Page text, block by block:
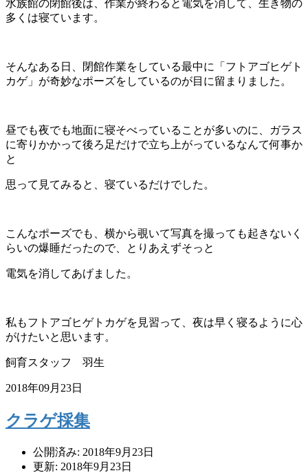
水族館の閉館後は、作業が終わると電気を消して、生き物の
多くは寝ています。
そんなある日、閉館作業をしている最中に「フトアゴヒゲト
カゲ」が奇妙なポーズをしているのが目に留まりました。
昼でも夜でも地面に寝そべっていることが多いのに、ガラス
に寄りかかって後ろ足だけで立ち上がっているなんて何事か
と
思って見てみると、寝ているだけでした。
こんなポーズでも、横から覗いて写真を撮っても起きないく
らいの爆睡だったので、とりあえずそっと
電気を消してあげました。
私もフトアゴヒゲトカゲを見習って、夜は早く寝るように心
がけたいと思います。
飼育スタッフ 羽生
2018年09月23日
クラゲ採集
公開済み: 2018年9月23日
更新: 2018年9月23日